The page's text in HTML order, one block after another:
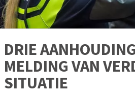
DRIE
MELDING VAN
SITUATIE